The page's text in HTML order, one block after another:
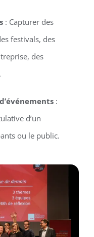
: Capturer des
festivals, des
des
:
d’un
ou le public.